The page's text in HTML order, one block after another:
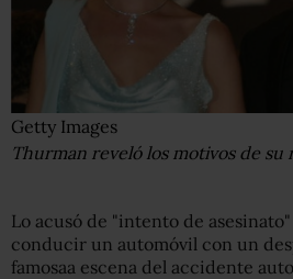
Getty Images
Thurman reveló los motivos de
Lo acusó de "intento de
conducir un automóvil con un
famosaa escena del accidente